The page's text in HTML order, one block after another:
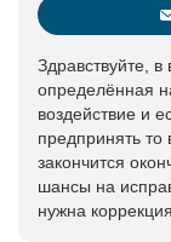
Здравствуйте,
определённая
воздействие и
предпринять то
закончится
шансы на
нужна коррекция.